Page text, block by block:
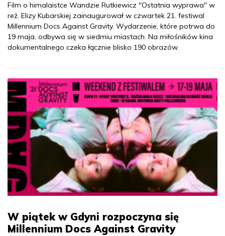
Film o himalaistce Wandzie Rutkiewicz "Ostatnia wyprawa" w
reż. Elizy Kubarskiej zainaugurował w czwartek 21. festiwal
Millennium Docs Against Gravity. Wydarzenie, które potrwa do
19 maja, odbywa się w siedmiu miastach. Na miłośników kina
dokumentalnego czeka łącznie blisko 190 obrazów.
W piątek w Gdyni rozpoczyna się
Millennium Docs Against Gravity